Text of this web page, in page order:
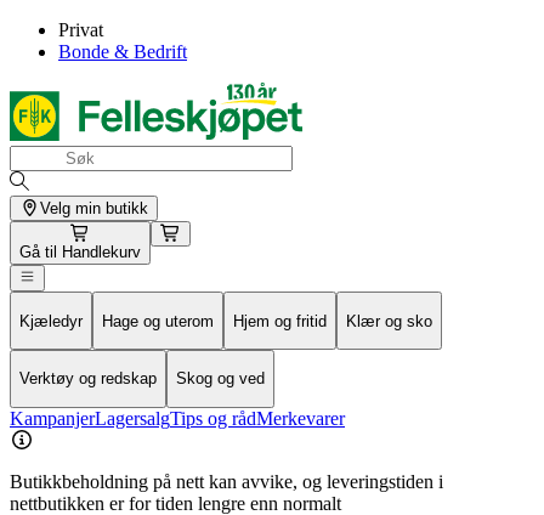
Privat
Bonde & Bedrift
Velg min butikk
Gå til Handlekurv
Kjæledyr Hage og uterom Hjem og fritid Klær og sko
Verktøy og redskap Skog og ved
KampanjerLagersalgTips og rådMerkevarer
Butikkbeholdning på nett kan avvike, og leveringstiden i
nettbutikken er for tiden lengre enn normalt